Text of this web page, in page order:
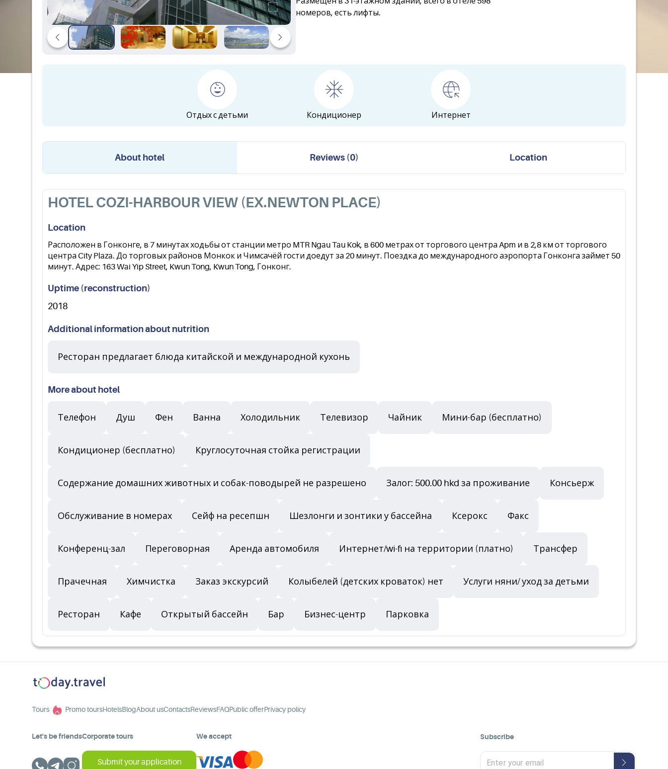
номеров, есть лифты.
Отдых с детьми Кондиционер Интернет
About hotel Reviews(0) Location
HOTEL COZI-HARBOUR VIEW (EX.NEWTON PLACE)
Location
Расположен в Гонконге, в 7 минутах ходьбы от станции метро MTR Ngau Tau Kok, в 600 метрах от торгового центра Apm и в 2,8 км от торгового
центра City Plaza. До торговых районов Монкок и Чимсачёй гости доедут за 20 минут. Поездка до международного аэропорта Гонконга займет 50
минут. Адрес: 163 Wai Yip Street, Kwun Tong, Kwun Tong, Гонконг.
Uptime (reconstruction)
2018
Additional information about nutrition
Ресторан предлагает блюда китайской и международной кухонь
More about hotel
Телефон Душ Фен Ванна Холодильник Телевизор Чайник Мини-бар (бесплатно)
Кондиционер (бесплатно) Круглосуточная стойка регистрации
Содержание домашних животных и собак-поводырей не разрешено Залог: 500.00 hkd за проживание Консьерж
Обслуживание в номерах Сейф на ресепшн Шезлонги и зонтики у бассейна Ксерокс Факс
Конференц-зал Переговорная Аренда автомобиля Интернет/wi-fi на территории (платно) Трансфер
Прачечная Химчистка Заказ экскурсий Колыбелей (детских кроваток) нет Услуги няни/ уход за детьми
Ресторан Кафе Открытый бассейн Бар Бизнес-центр Парковка
Tours Promo toursHotelsBlogAbout usContactsReviewsFAQPublic offerPrivacy policy
Let's be friendsCorporate tours
Submit your application
We accept Subscribe